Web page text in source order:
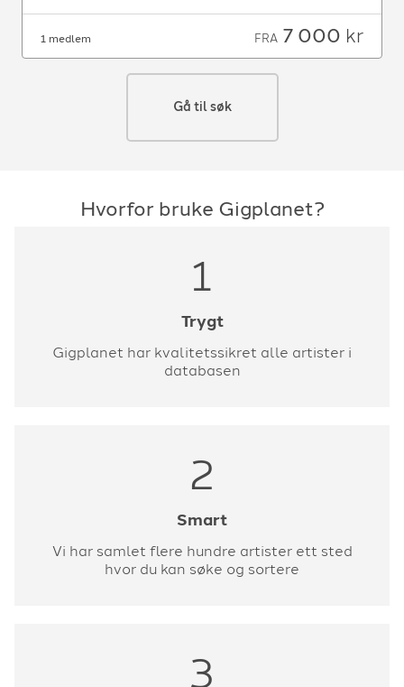
1 medlem FRA 7 000 kr
Gå til søk
Hvorfor bruke Gigplanet?
1
Trygt
Gigplanet har kvalitetssikret alle artister i
databasen
2
Smart
Vi har samlet flere hundre artister ett sted
hvor du kan søke og sortere
3